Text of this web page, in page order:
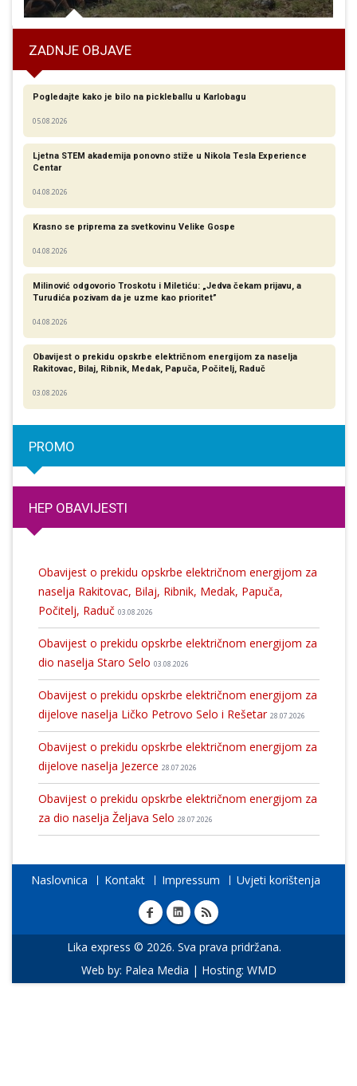
ZADNJE OBJAVE
Pogledajte kako je bilo na pickleballu u Karlobagu
05.08.2026
Ljetna STEM akademija ponovno stiže u Nikola Tesla Experience
Centar
04.08.2026
Krasno se priprema za svetkovinu Velike Gospe
04.08.2026
Milinović odgovorio Troskotu i Miletiću: „Jedva čekam prijavu, a
Turudića pozivam da je uzme kao prioritet”
04.08.2026
Obavijest o prekidu opskrbe električnom energijom za naselja
Rakitovac, Bilaj, Ribnik, Medak, Papuča, Počitelj, Raduč
03.08.2026
PROMO
HEP OBAVIJESTI
Obavijest o prekidu opskrbe električnom energijom za
naselja Rakitovac, Bilaj, Ribnik, Medak, Papuča,
Počitelj, Raduč 03.08.2026
Obavijest o prekidu opskrbe električnom energijom za
dio naselja Staro Selo 03.08.2026
Obavijest o prekidu opskrbe električnom energijom za
dijelove naselja Ličko Petrovo Selo i Rešetar 28.07.2026
Obavijest o prekidu opskrbe električnom energijom za
dijelove naselja Jezerce 28.07.2026
Obavijest o prekidu opskrbe električnom energijom za
za dio naselja Željava Selo 28.07.2026
Naslovnica Kontakt Impressum Uvjeti korištenja
Lika express © 2026. Sva prava pridržana.
Web by: Palea Media | Hosting: WMD